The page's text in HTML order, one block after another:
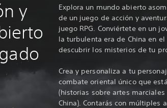
y
Explora un mundo abierto
de un juego de acción y
juego RPG. Conviértete en un
la turbulenta era de China en
descubrir los misterios de tu
Crea y personaliza a tu
combate oriental único que
(historias sobre artes
China). Contarás con múltiples